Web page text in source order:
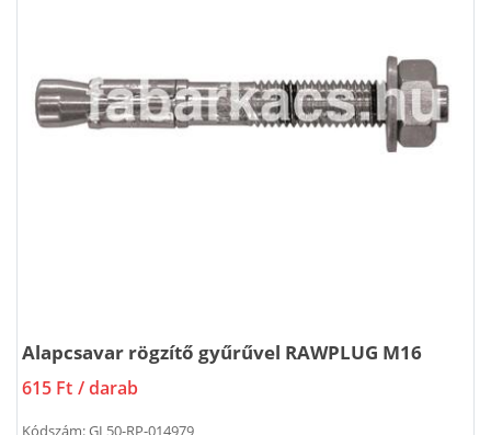
Alapcsavar rögzítő gyűrűvel RAWPLUG M16
615 Ft / darab
Kódszám:GL50-RP-014979